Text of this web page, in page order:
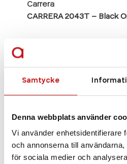
Samtycke
Denna webbplats använder
Vi använder enhetsidentifierare
och annonserna till
för sociala medier och
Carrera
CARRERA 2043T – Black
Se alla